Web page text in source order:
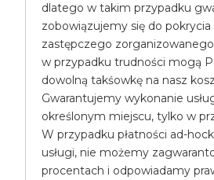
dlatego w takim przypadku
zobowiązujemy się do
zastępczego
w przypadku trudności mogą
dowolną takśowkę na nasz
Gwarantujemy wykonanie
określonym miejscu, tylko w
W przypadku płatności ad-
usługi, nie możemy
procentach i odpowiadamy